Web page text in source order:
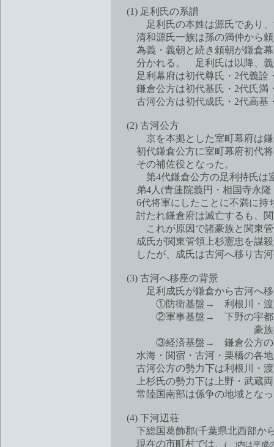
(1) 足利氏の系譜
足利氏の本姓は源氏であり、清
清和源氏一族は孫の満仲から頼
為義・義朝と続き頼朝が鎌倉幕
分かれる。 足利氏は以降、義兼
足利幕府は初代尊氏・2代義詮
鎌倉公方は初代基氏・2代氏満
古河公方は初代成氏・2代高基
(2) 古河公方
京を本拠とした室町幕府は鎌倉
初代鎌倉公方に室町幕府初代将
その補佐役となった。
第4代鎌倉公方の足利持氏は室
弟4人(青蓮院義円・相国寺永隆
6代将軍にしたことに不満に持
討たれ鎌倉府は滅亡するも、関
これが原因で諸豪族と関東管領
成氏が関東管領上杉憲忠を謀殺
したが、成氏は古河へ移り古河
(3) 古河へ移座の背景
足利成氏が鎌倉から古河へ移
①防衛基盤→ 利根川・渡良瀬
②軍事基盤→ 下野の宇都宮・
豪族の結束点
③経済基盤→ 鎌倉公方の御料
水海・関宿・古河・栗橋の各地
古河公方の勢力下は利根川・渡
上杉氏の勢力下は上野・武蔵両
常陸国南部は係争の地域となっ
(4) 下河辺荘
下総国葛飾郡(千葉県北西部か
現在の市町村では、 ( )内は平成